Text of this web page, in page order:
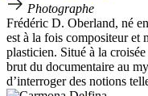
Photographe
Frédéric D. Oberland, né
est à la fois compositeur et
plasticien. Situé à la
brut du documentaire au
d’interroger des notions